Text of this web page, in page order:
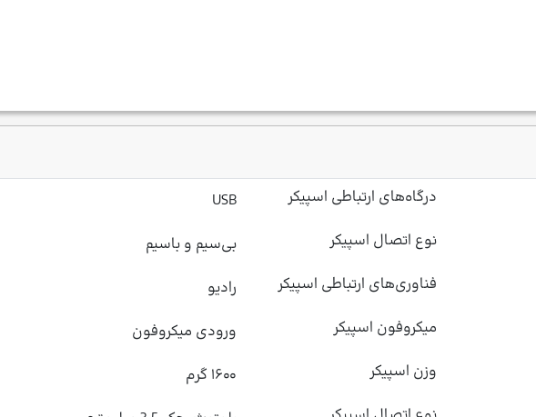
درگاه‌های ارتباطی اسپیکر
USB
نوع اتصال اسپیکر
بی‌سیم و باسیم
فناوری‌های ارتباطی اسپیکر
رادیو
میکروفون اسپیکر
ورودی میکروفون
وزن اسپیکر
۱۶۰۰ گرم